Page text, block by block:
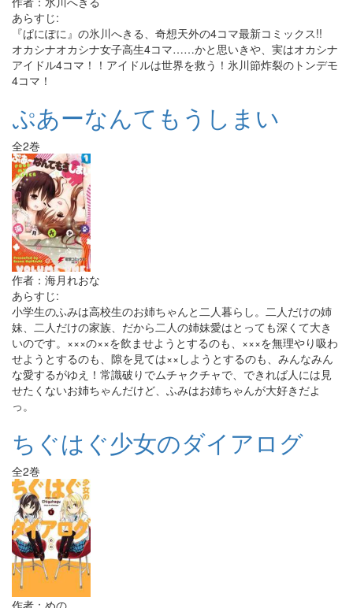
あらすじ:
『ぱにぽに』の氷川へきる、奇想天外の4コマ最新コミックス!!
オカシナオカシナ女子高生4コマ……かと思いきや、実はオカシナ
アイドル4コマ！！アイドルは世界を救う！氷川節炸裂のトンデモ
4コマ！
ぷあーなんてもうしまい
全2巻
作者：海月れおな
あらすじ:
小学生のふみは高校生のお姉ちゃんと二人暮らし。二人だけの姉
妹、二人だけの家族、だから二人の姉妹愛はとっても深くて大き
いのです。×××の××を飲ませようとするのも、×××を無理やり吸わ
せようとするのも、隙を見ては××しようとするのも、みんなみん
な愛するがゆえ！常識破りでムチャクチャで、できれば人には見
せたくないお姉ちゃんだけど、ふみはお姉ちゃんが大好きだよ
っ。
ちぐはぐ少女のダイアログ
全2巻
作者：めの